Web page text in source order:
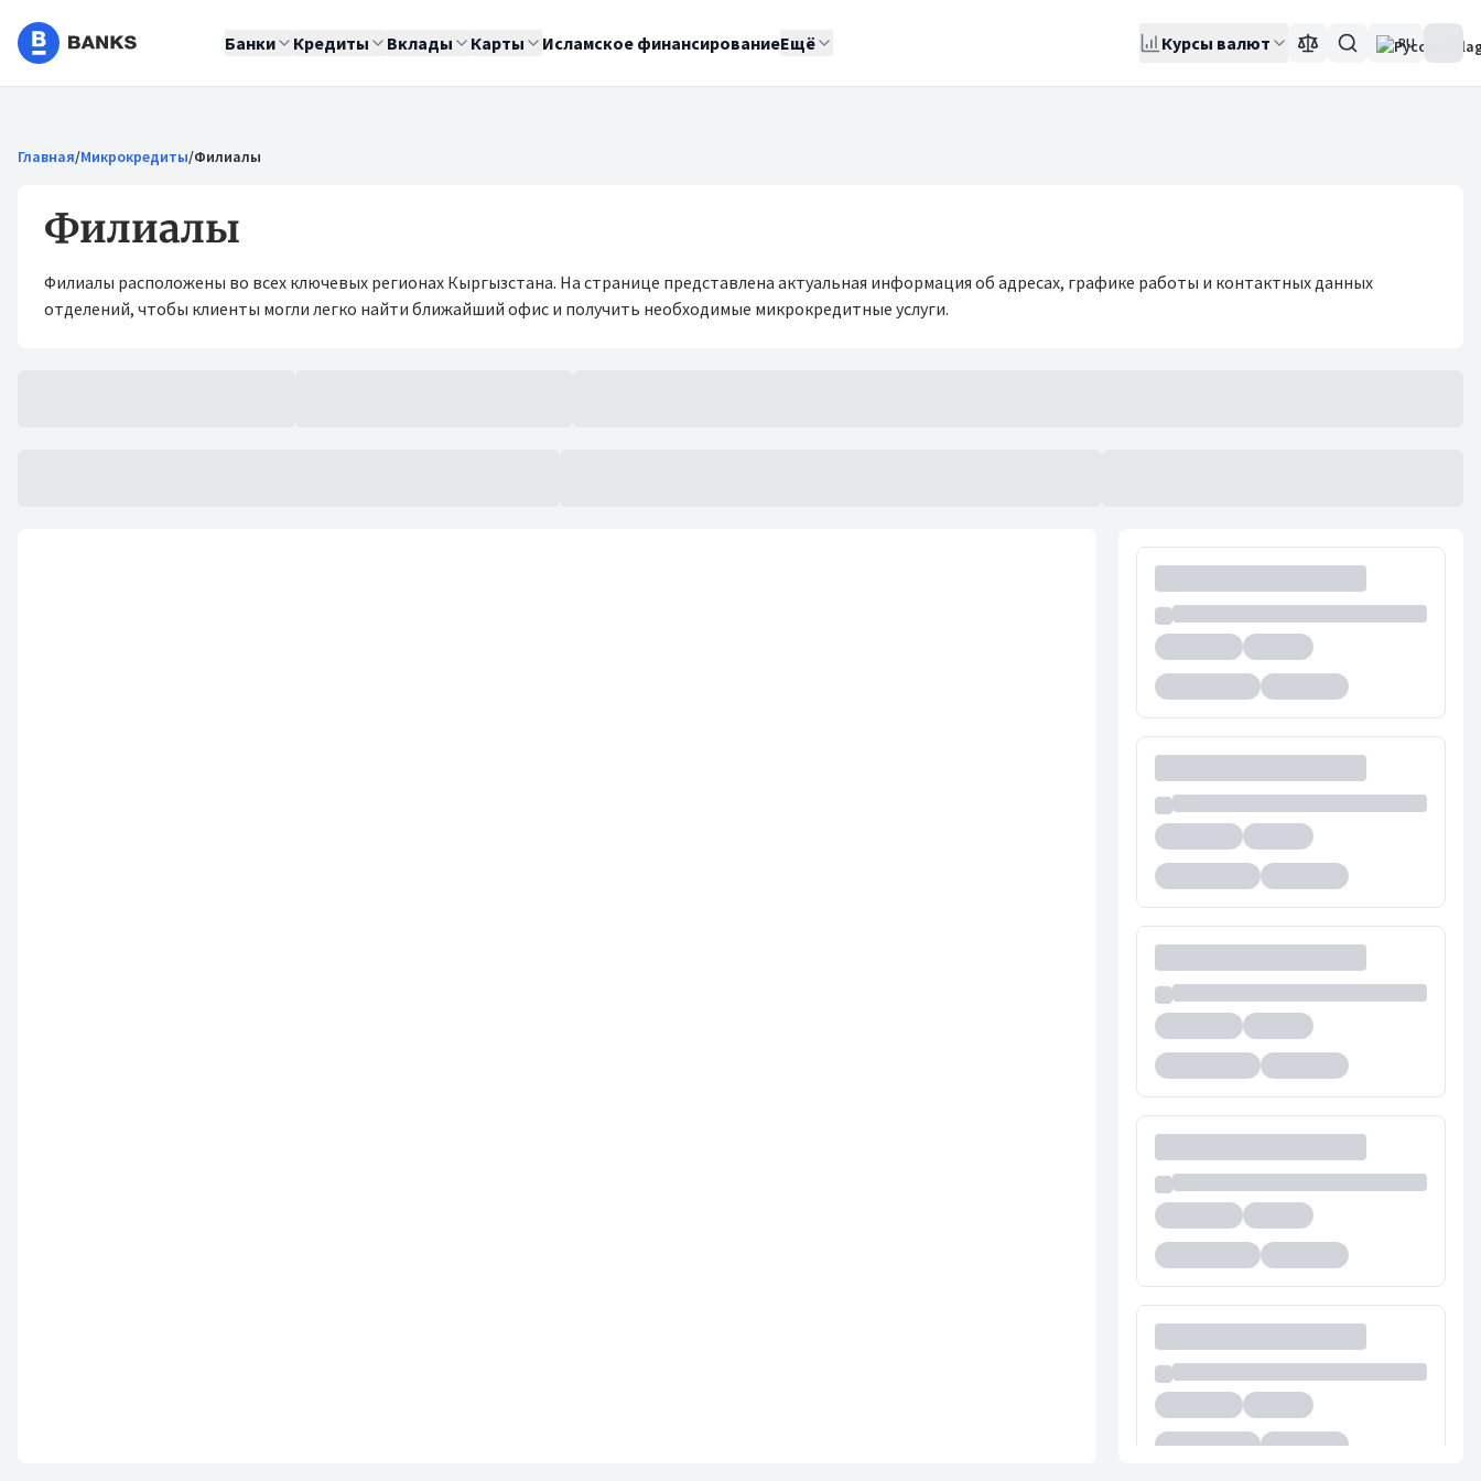
Банки Кредиты Вклады Карты Исламское финансированиеЕщё Курсы валют RU
Главная/Микрокредиты/Филиалы
Филиалы
Филиалы расположены во всех ключевых регионах Кыргызстана. На странице представлена актуальная информация об адресах, графике работы и контактных данных
отделений, чтобы клиенты могли легко найти ближайший офис и получить необходимые микрокредитные услуги.